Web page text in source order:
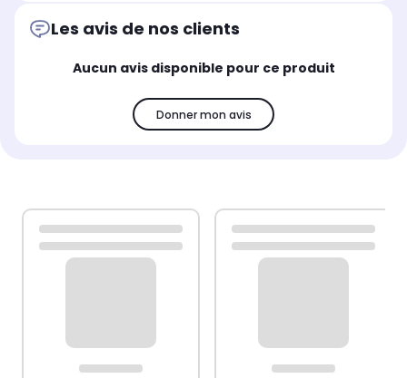
Les avis de nos clients
Aucun avis disponible pour ce produit
Donner mon avis